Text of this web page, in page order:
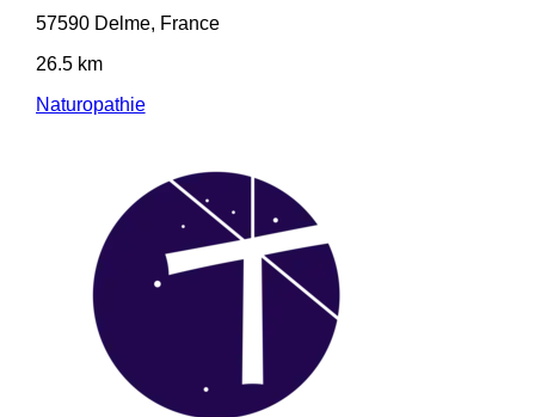
57590 Delme, France
26.5 km
Naturopathie